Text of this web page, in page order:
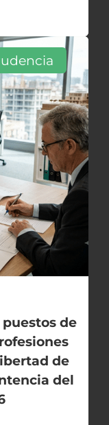
(recurso
en la
grupos
al trámite
de
de
a los
de
de
de
del